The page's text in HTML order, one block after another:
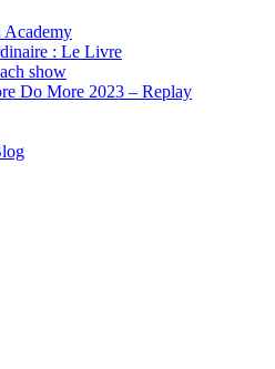
Academy
: Le Livre
show
Do More 2023 – Replay